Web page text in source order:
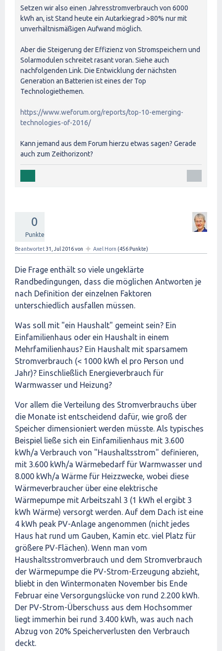
Setzen wir also einen Jahresstromverbrauch von 6000
kWh an, ist Stand heute ein Autarkiegrad >80% nur mit
unverhältnismäßigen Aufwand möglich.
Aber die Steigerung der Effizienz von Stromspeichern und
Solarmodulen schreitet rasant voran. Siehe auch
nachfolgenden Link. Die Entwicklung der nächsten
Generation an Batterien ist eines der Top
Technologiethemen.
https://www.weforum.org/reports/top-10-emerging-
technologies-of-2016/
Kann jemand aus dem Forum hierzu etwas sagen? Gerade
auch zum Zeithorizont?
0
Punkte
Beantwortet 31, Jul 2016von ✦ Axel Horn (456 Punkte)
Die Frage enthält so viele ungeklärte
Randbedingungen, dass die möglichen Antworten je
nach Definition der einzelnen Faktoren
unterschiedlich ausfallen müssen.
Was soll mit "ein Haushalt" gemeint sein? Ein
Einfamilienhaus oder ein Haushalt in einem
Mehrfamilienhaus? Ein Haushalt mit sparsamem
Stromverbrauch (< 1000 kWh el pro Person und
Jahr)? Einschließlich Energieverbrauch für
Warmwasser und Heizung?
Vor allem die Verteilung des Stromverbrauchs über
die Monate ist entscheidend dafür, wie groß der
Speicher dimensioniert werden müsste. Als typisches
Beispiel ließe sich ein Einfamilienhaus mit 3.600
kWh/a Verbrauch von "Haushaltsstrom" definieren,
mit 3.600 kWh/a Wärmebedarf für Warmwasser und
8.000 kWh/a Wärme für Heizzwecke, wobei diese
Wärmeverbraucher über eine elektrische
Wärmepumpe mit Arbeitszahl 3 (1 kWh el ergibt 3
kWh Wärme) versorgt werden. Auf dem Dach ist eine
4 kWh peak PV-Anlage angenommen (nicht jedes
Haus hat rund um Gauben, Kamin etc. viel Platz für
größere PV-Flächen). Wenn man vom
Haushaltsstromverbrauch und dem Stromverbrauch
der Wärmepumpe die PV-Strom-Erzeugung abzieht,
bliebt in den Wintermonaten November bis Ende
Februar eine Versorgungslücke von rund 2.200 kWh.
Der PV-Strom-Überschuss aus dem Hochsommer
liegt immerhin bei rund 3.400 kWh, was auch nach
Abzug von 20% Speicherverlusten den Verbrauch
deckt.